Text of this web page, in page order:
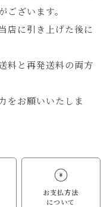
ざいます。
店に引き上げた後に
料と再発送料の両方
をお願いいたしま
お支払方法
について